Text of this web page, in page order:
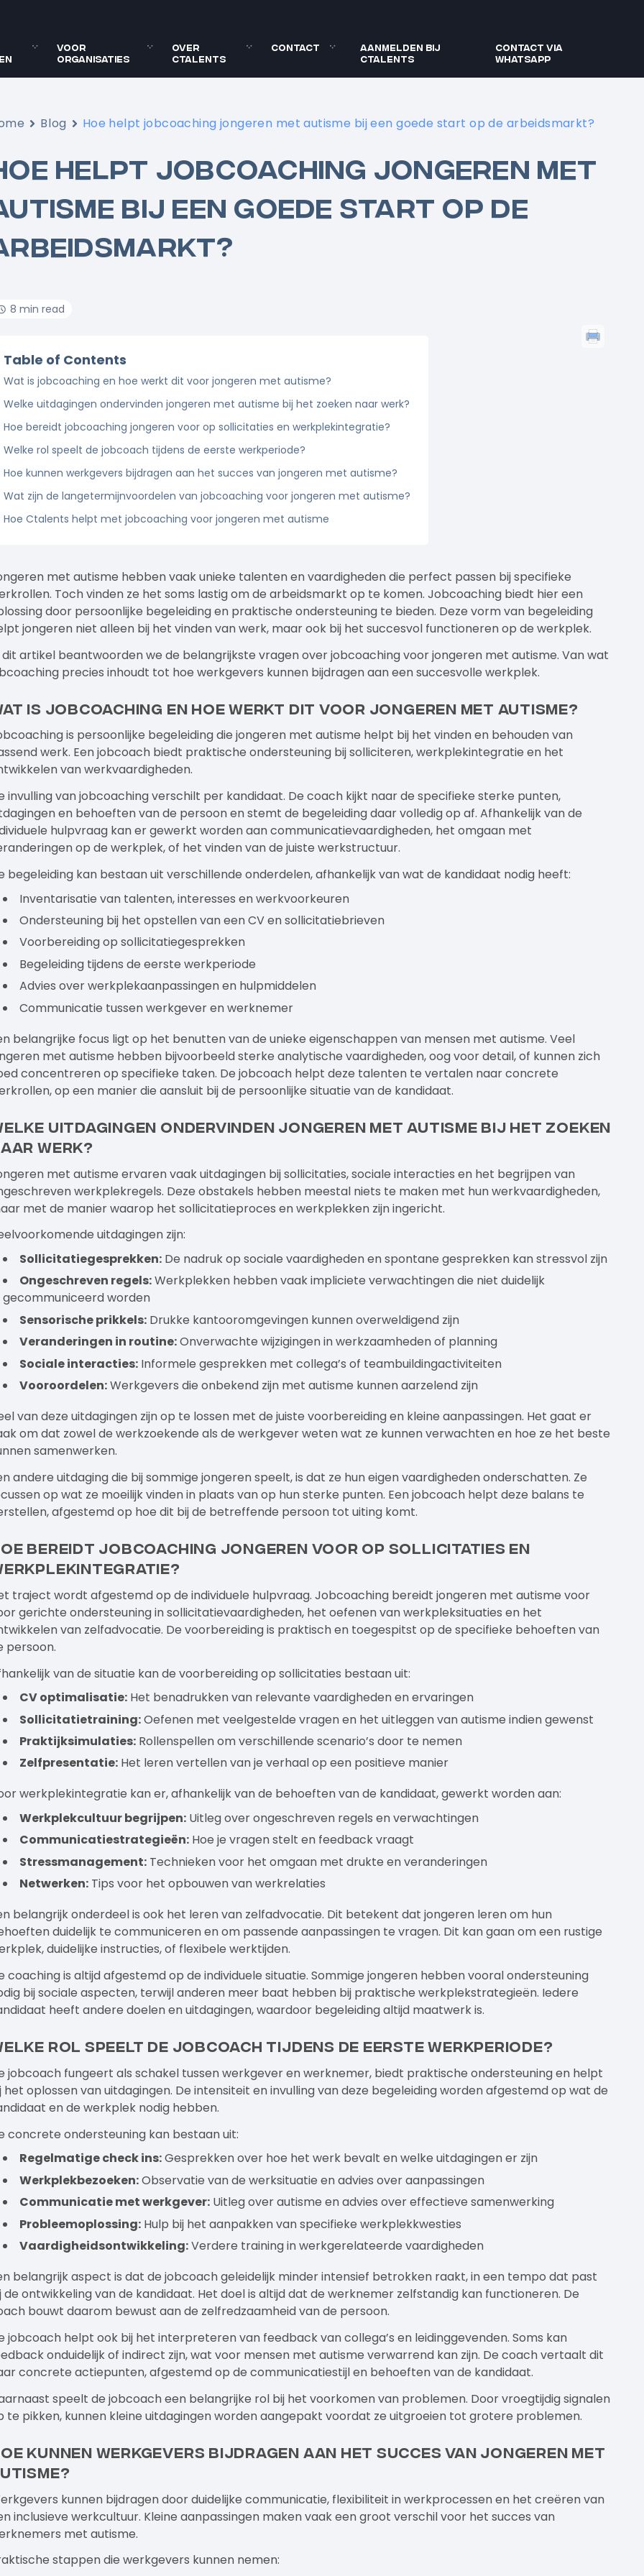
Voor
organisaties
Over
Ctalents
Contact
Aanmelden bij
Ctalents
Contact via
WhatsApp
Blog Hoe helpt jobcoaching jongeren met autisme bij een goede start op de arbeidsmarkt?
HELPT JOBCOACHING JONGEREN MET
BIJ EEN GOEDE START OP DE
8 min read
Table of Contents
Wat is jobcoaching en hoe werkt dit voor jongeren met autisme?
Welke uitdagingen ondervinden jongeren met autisme bij het zoeken naar werk?
Hoe bereidt jobcoaching jongeren voor op sollicitaties en werkplekintegratie?
Welke rol speelt de jobcoach tijdens de eerste werkperiode?
Hoe kunnen werkgevers bijdragen aan het succes van jongeren met autisme?
Wat zijn de langetermijnvoordelen van jobcoaching voor jongeren met autisme?
Hoe Ctalents helpt met jobcoaching voor jongeren met autisme
met autisme hebben vaak unieke talenten en vaardigheden die perfect passen bij specifieke
Toch vinden ze het soms lastig om de arbeidsmarkt op te komen. Jobcoaching biedt hier een
door persoonlijke begeleiding en praktische ondersteuning te bieden. Deze vorm van begeleiding
jongeren niet alleen bij het vinden van werk, maar ook bij het succesvol functioneren op de werkplek.
dit artikel beantwoorden we de belangrijkste vragen over jobcoaching voor jongeren met autisme. Van wat
precies inhoudt tot hoe werkgevers kunnen bijdragen aan een succesvolle werkplek.
is jobcoaching en hoe werkt dit voor jongeren met autisme?
is persoonlijke begeleiding die jongeren met autisme helpt bij het vinden en behouden van
werk. Een jobcoach biedt praktische ondersteuning bij solliciteren, werkplekintegratie en het
van werkvaardigheden.
invulling van jobcoaching verschilt per kandidaat. De coach kijkt naar de specifieke sterke punten,
en behoeften van de persoon en stemt de begeleiding daar volledig op af. Afhankelijk van de
hulpvraag kan er gewerkt worden aan communicatievaardigheden, het omgaan met
op de werkplek, of het vinden van de juiste werkstructuur.
begeleiding kan bestaan uit verschillende onderdelen, afhankelijk van wat de kandidaat nodig heeft:
Inventarisatie van talenten, interesses en werkvoorkeuren
Ondersteuning bij het opstellen van een CV en sollicitatiebrieven
Voorbereiding op sollicitatiegesprekken
Begeleiding tijdens de eerste werkperiode
Advies over werkplekaanpassingen en hulpmiddelen
Communicatie tussen werkgever en werknemer
belangrijke focus ligt op het benutten van de unieke eigenschappen van mensen met autisme. Veel
met autisme hebben bijvoorbeeld sterke analytische vaardigheden, oog voor detail, of kunnen zich
concentreren op specifieke taken. De jobcoach helpt deze talenten te vertalen naar concrete
op een manier die aansluit bij de persoonlijke situatie van de kandidaat.
uitdagingen ondervinden jongeren met autisme bij het zoeken
werk?
met autisme ervaren vaak uitdagingen bij sollicitaties, sociale interacties en het begrijpen van
werkplekregels. Deze obstakels hebben meestal niets te maken met hun werkvaardigheden,
met de manier waarop het sollicitatieproces en werkplekken zijn ingericht.
uitdagingen zijn:
Sollicitatiegesprekken: De nadruk op sociale vaardigheden en spontane gesprekken kan stressvol zijn
Ongeschreven regels:Werkplekken hebben vaak impliciete verwachtingen die niet duidelijk
gecommuniceerd worden
Sensorische prikkels: Drukke kantooromgevingen kunnen overweldigend zijn
Veranderingen in routine:Onverwachte wijzigingen in werkzaamheden of planning
Sociale interacties: Informele gesprekken met collega’s of teambuildingactiviteiten
Vooroordelen:Werkgevers die onbekend zijn met autisme kunnen aarzelend zijn
van deze uitdagingen zijn op te lossen met de juiste voorbereiding en kleine aanpassingen. Het gaat er
om dat zowel de werkzoekende als de werkgever weten wat ze kunnen verwachten en hoe ze het beste
samenwerken.
andere uitdaging die bij sommige jongeren speelt, is dat ze hun eigen vaardigheden onderschatten. Ze
op wat ze moeilijk vinden in plaats van op hun sterke punten. Een jobcoach helpt deze balans te
afgestemd op hoe dit bij de betreffende persoon tot uiting komt.
bereidt jobcoaching jongeren voor op sollicitaties en
traject wordt afgestemd op de individuele hulpvraag. Jobcoaching bereidt jongeren met autisme voor
gerichte ondersteuning in sollicitatievaardigheden, het oefenen van werkpleksituaties en het
van zelfadvocatie. De voorbereiding is praktisch en toegespitst op de specifieke behoeften van
persoon.
van de situatie kan de voorbereiding op sollicitaties bestaan uit:
CV optimalisatie: Het benadrukken van relevante vaardigheden en ervaringen
Sollicitatietraining:Oefenen met veelgestelde vragen en het uitleggen van autisme indien gewenst
Praktijksimulaties: Rollenspellen om verschillende scenario’s door te nemen
Zelfpresentatie: Het leren vertellen van je verhaal op een positieve manier
werkplekintegratie kan er, afhankelijk van de behoeften van de kandidaat, gewerkt worden aan:
Werkplekcultuur begrijpen: Uitleg over ongeschreven regels en verwachtingen
Communicatiestrategieën: Hoe je vragen stelt en feedback vraagt
Stressmanagement: Technieken voor het omgaan met drukte en veranderingen
Netwerken: Tips voor het opbouwen van werkrelaties
belangrijk onderdeel is ook het leren van zelfadvocatie. Dit betekent dat jongeren leren om hun
duidelijk te communiceren en om passende aanpassingen te vragen. Dit kan gaan om een rustige
duidelijke instructies, of flexibele werktijden.
coachingis altijd afgestemd op de individuele situatie. Sommige jongeren hebben vooral ondersteuning
bij sociale aspecten, terwijl anderen meer baat hebben bij praktische werkplekstrategieën. Iedere
heeft andere doelen en uitdagingen, waardoor begeleiding altijd maatwerk is.
rol speelt de jobcoach tijdens de eerste werkperiode?
jobcoach fungeert als schakel tussen werkgever en werknemer, biedt praktische ondersteuning en helpt
het oplossen van uitdagingen. De intensiteit en invulling van deze begeleiding worden afgestemd op wat de
en de werkplek nodig hebben.
concrete ondersteuning kan bestaan uit:
Regelmatige check ins:Gesprekken over hoe het werk bevalt en welke uitdagingen er zijn
Werkplekbezoeken:Observatie van de werksituatie en advies over aanpassingen
Communicatie met werkgever: Uitleg over autisme en advies over effectieve samenwerking
Probleemoplossing: Hulp bij het aanpakken van specifieke werkplekkwesties
Vaardigheidsontwikkeling:Verdere training in werkgerelateerde vaardigheden
belangrijk aspect is dat de jobcoach geleidelijk minder intensief betrokken raakt, in een tempo dat past
de ontwikkeling van de kandidaat. Het doel is altijd dat de werknemer zelfstandig kan functioneren. De
bouwt daarom bewust aan de zelfredzaamheid van de persoon.
jobcoach helpt ook bij het interpreteren van feedback van collega’s en leidinggevenden. Soms kan
onduidelijk of indirect zijn, wat voor mensen met autisme verwarrend kan zijn. De coach vertaalt dit
concrete actiepunten, afgestemd op de communicatiestijl en behoeften van de kandidaat.
speelt de jobcoach een belangrijke rol bij het voorkomen van problemen. Door vroegtijdig signalen
te pikken, kunnen kleine uitdagingen worden aangepakt voordat ze uitgroeien tot grotere problemen.
kunnen werkgevers bijdragen aan het succes van jongeren met
kunnen bijdragen door duidelijke communicatie, flexibiliteit in werkprocessen en het creëren van
inclusieve werkcultuur. Kleine aanpassingen maken vaak een groot verschil voor het succes van
met autisme.
stappen die werkgevers kunnen nemen: